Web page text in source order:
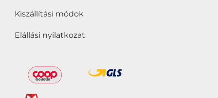
Kiszállítási módok
Elállási nyilatkozat